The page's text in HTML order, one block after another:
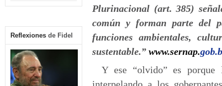
Reflexiones de Fidel
Plurinacional (art. 385)
común y forman parte del
funciones ambientales,
sustentable.” www.sernap.
Y ese “olvido” es porque